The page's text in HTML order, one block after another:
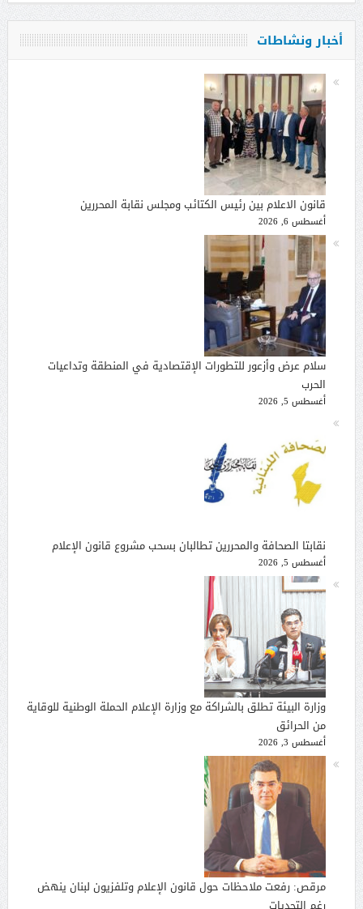
أخبار ونشاطات
قانون الاعلام بين رئيس الكتائب ومجلس نقابة المحررين
أغسطس 6, 2026
سلام عرض وأزعور للتطورات الإقتصادية في المنطقة وتداعيات
الحرب
أغسطس 5, 2026
نقابتا الصحافة والمحررين تطالبان بسحب مشروع قانون الإعلام
أغسطس 5, 2026
وزارة البيئة تطلق بالشراكة مع وزارة الإعلام الحملة الوطنية للوقاية
من الحرائق
أغسطس 3, 2026
مرقص: رفعت ملاحظات حول قانون الإعلام وتلفزيون لبنان ينهض